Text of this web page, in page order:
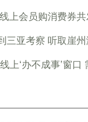
上会员购消费券
三亚考察 听取崖
上‘办不成事’窗口